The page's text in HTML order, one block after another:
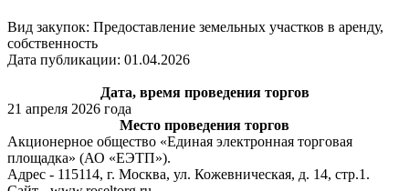
Вид закупок: Предоставление земельных участков в аренду,
собственность
Дата публикации: 01.04.2026
Дата, время проведения торгов
21 апреля 2026 года
Место проведения торгов
Акционерное общество «Единая электронная торговая
площадка» (АО «ЕЭТП»).
Адрес - 115114, г. Москва, ул. Кожевническая, д. 14, стр.1.